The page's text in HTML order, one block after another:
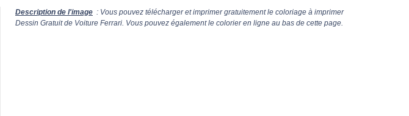
Description de l'image : Vous pouvez télécharger et imprimer gratuitement le coloriage à imprimer
Dessin Gratuit de Voiture Ferrari. Vous pouvez également le colorier en ligne au bas de cette page.